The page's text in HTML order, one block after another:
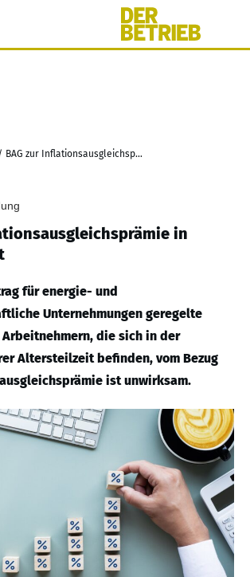
BAG zur Inflationsausgleichsprämie in Altersteilzeit
in
für energie- und
Unternehmungen geregelte
Arbeitnehmern, die sich in der
Altersteilzeit befinden, vom Bezug
ist unwirksam.